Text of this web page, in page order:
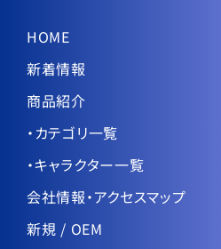
HOME
新着情報
商品紹介
・カテゴリ一覧
・キャラクター一覧
会社情報・アクセスマップ
新規 / OEM